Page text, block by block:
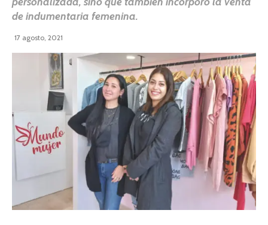
de indumentaria femenina.
17 agosto, 2021